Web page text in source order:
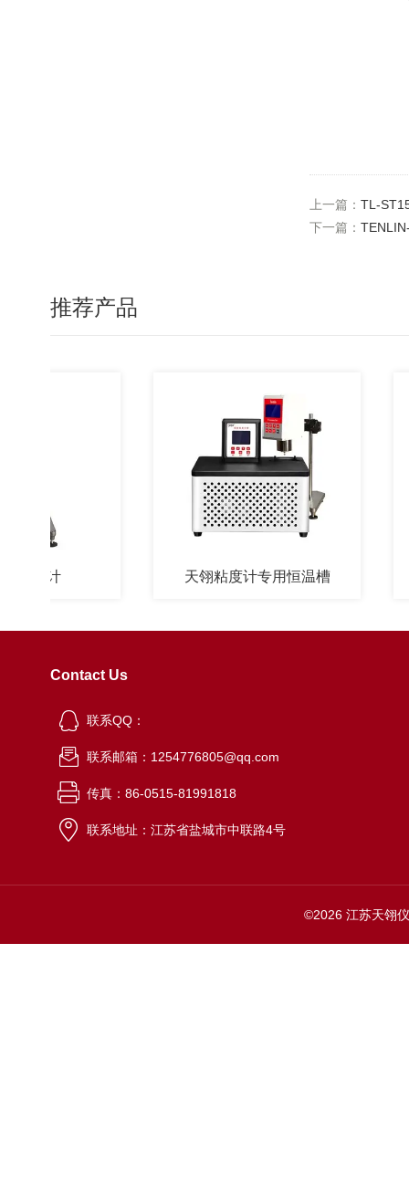
上一篇： TL-
下一篇：
推荐产品
天翎粘度计专用恒温槽
Contact Us
联系QQ：
联系邮箱：1254776805@qq.com
传真：86-0515-81991818
联系地址：江苏省盐城市中联路4号
©2026 江苏天翎